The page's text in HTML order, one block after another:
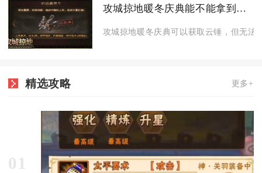
攻城掠地暖冬庆典能不能拿到云锤
攻城掠地暖冬庆典可以获取云锤，但无法
精选攻略 更多+
01